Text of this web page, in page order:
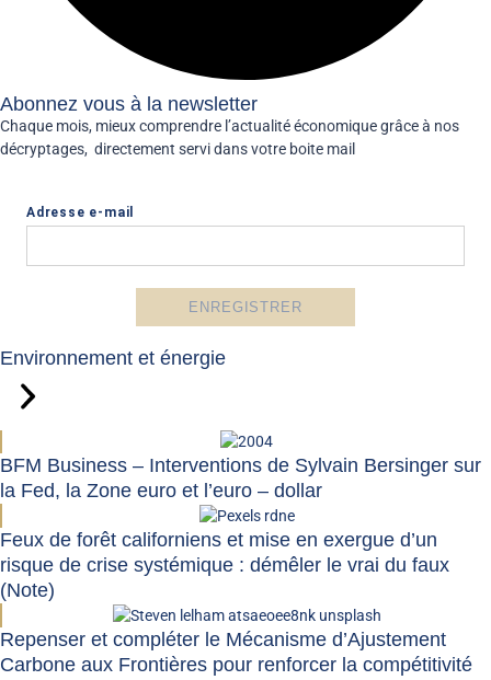
Abonnez vous à la newsletter
Chaque mois, mieux comprendre l’actualité économique grâce à nos
décryptages, directement servi dans votre boite mail
Environnement et énergie
BFM Business – Interventions de Sylvain Bersinger sur
la Fed, la Zone euro et l’euro – dollar
Feux de forêt californiens et mise en exergue d’un
risque de crise systémique : démêler le vrai du faux
(Note)
Repenser et compléter le Mécanisme d’Ajustement
Carbone aux Frontières pour renforcer la compétitivité